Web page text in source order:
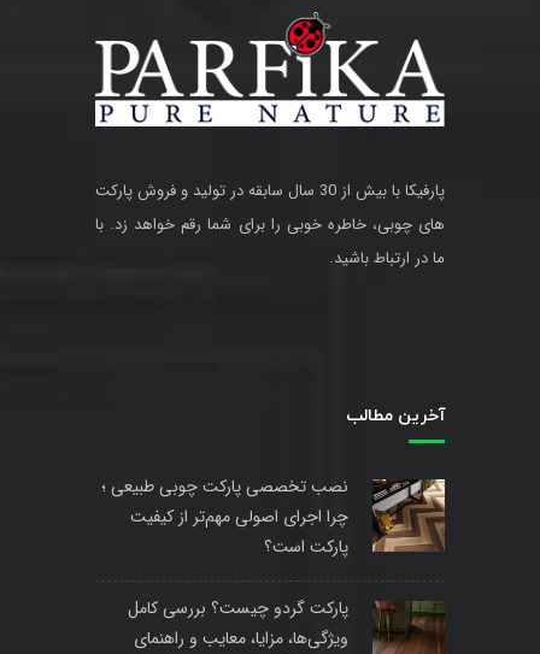
پارفیکا با بیش از 30 سال سابقه در تولید و فروش پارکت
های چوبی، خاطره خوبی را برای شما رقم خواهد زد. با
ما در ارتباط باشید.
آخرین مطالب
نصب تخصصی پارکت چوبی طبیعی ؛
چرا اجرای اصولی مهم‌تر از کیفیت
پارکت است؟
پارکت گردو چیست؟ بررسی کامل
ویژگی‌ها، مزایا، معایب و راهنمای